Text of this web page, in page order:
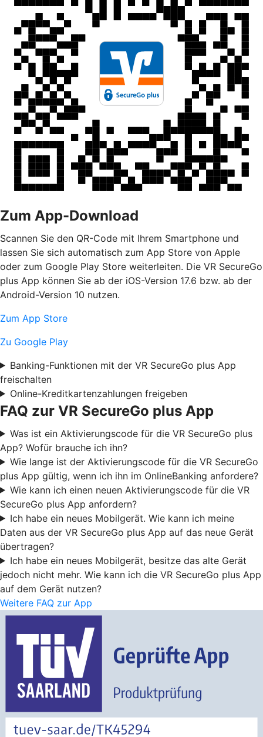
Zum App-Download
Scannen Sie den QR-Code mit Ihrem Smartphone und
lassen Sie sich automatisch zum App Store von Apple
oder zum Google Play Store weiterleiten. Die VR SecureGo
plus App können Sie ab der iOS-Version 17.6 bzw. ab der
Android-Version 10 nutzen.
Zum App Store
Zu Google Play
Banking-Funktionen mit der VR SecureGo plus App
freischalten
Online-Kreditkartenzahlungen freigeben
FAQ zur VR SecureGo plus App
Was ist ein Aktivierungscode für die VR SecureGo plus
App? Wofür brauche ich ihn?
Wie lange ist der Aktivierungscode für die VR SecureGo
plus App gültig, wenn ich ihn im OnlineBanking anfordere?
Wie kann ich einen neuen Aktivierungscode für die VR
SecureGo plus App anfordern?
Ich habe ein neues Mobilgerät. Wie kann ich meine
Daten aus der VR SecureGo plus App auf das neue Gerät
übertragen?
Ich habe ein neues Mobilgerät, besitze das alte Gerät
jedoch nicht mehr. Wie kann ich die VR SecureGo plus App
auf dem Gerät nutzen?
Weitere FAQ zur App